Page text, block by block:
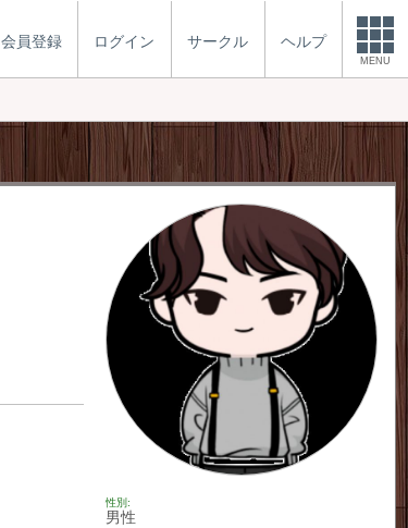
会員登録 ログイン サークル ヘルプ
MENU
性別
男性